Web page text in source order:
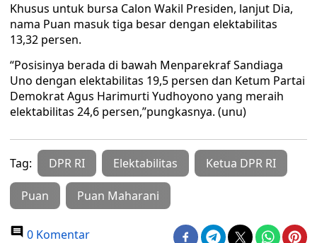
Khusus untuk bursa Calon Wakil Presiden, lanjut Dia,
nama Puan masuk tiga besar dengan elektabilitas
13,32 persen.
“Posisinya berada di bawah Menparekraf Sandiaga
Uno dengan elektabilitas 19,5 persen dan Ketum Partai
Demokrat Agus Harimurti Yudhoyono yang meraih
elektabilitas 24,6 persen,”pungkasnya. (unu)
Tag: DPR RI Elektabilitas Ketua DPR RI
Puan Puan Maharani
0 Komentar